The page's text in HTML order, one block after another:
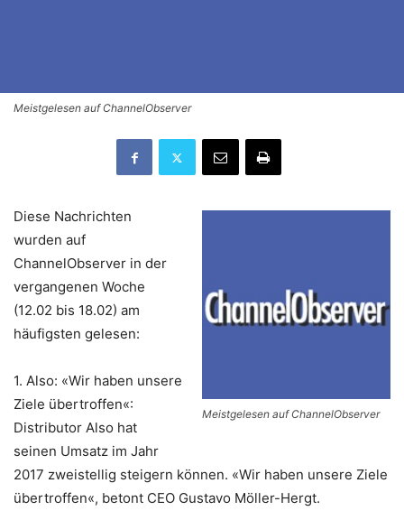
Meistgelesen auf ChannelObserver
Meistgelesen auf ChannelObserver
Diese Nachrichten
wurden auf
ChannelObserver in der
vergangenen Woche
(12.02 bis 18.02) am
häufigsten gelesen:
1. Also: «Wir haben unsere
Ziele übertroffen«:
Distributor Also hat
seinen Umsatz im Jahr
2017 zweistellig steigern können. «Wir haben unsere Ziele
übertroffen«, betont CEO Gustavo Möller-Hergt.